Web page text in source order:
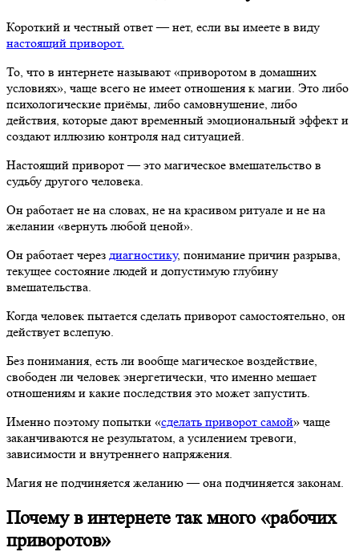
Короткий и честный ответ — нет, если вы имеете в виду
настоящий приворот.
То, что в интернете называют «приворотом в домашних
условиях», чаще всего не имеет отношения к магии. Это либо
психологические приёмы, либо самовнушение, либо
действия, которые дают временный эмоциональный эффект и
создают иллюзию контроля над ситуацией.
Настоящий приворот — это магическое вмешательство в
судьбу другого человека.
Он работает не на словах, не на красивом ритуале и не на
желании «вернуть любой ценой».
Он работает через диагностику, понимание причин разрыва,
текущее состояние людей и допустимую глубину
вмешательства.
Когда человек пытается сделать приворот самостоятельно, он
действует вслепую.
Без понимания, есть ли вообще магическое воздействие,
свободен ли человек энергетически, что именно мешает
отношениям и какие последствия это может запустить.
Именно поэтому попытки «сделать приворот самой» чаще
заканчиваются не результатом, а усилением тревоги,
зависимости и внутреннего напряжения.
Магия не подчиняется желанию — она подчиняется законам.
Почему в интернете так много «рабочих
приворотов»